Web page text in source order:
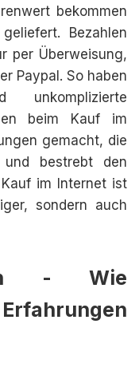
bekommen
Bezahlen
per Überweisung,
Paypal. So haben
beim Kauf im
gemacht, die
bestrebt den
im Internet ist
sondern auch
- Wie